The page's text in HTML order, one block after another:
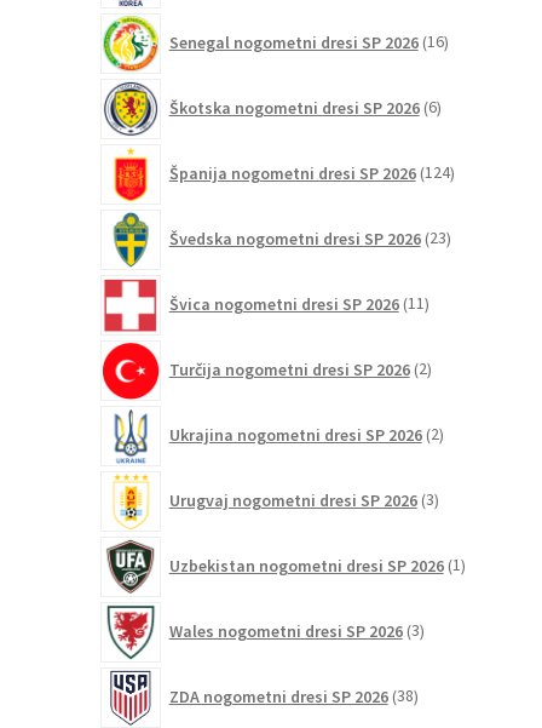
Senegal nogometni dresi SP 2026 16izdelkov
Škotska nogometni dresi SP 2026 6izdelkov
Španija nogometni dresi SP 2026 124izdelkov
Švedska nogometni dresi SP 2026 23izdelkov
Švica nogometni dresi SP 2026 11izdelkov
Turčija nogometni dresi SP 2026 2izdelka
Ukrajina nogometni dresi SP 2026 2izdelka
Urugvaj nogometni dresi SP 2026 3izdelki
Uzbekistan nogometni dresi SP 2026 1izdelek
Wales nogometni dresi SP 2026 3izdelki
ZDA nogometni dresi SP 2026 38izdelkov